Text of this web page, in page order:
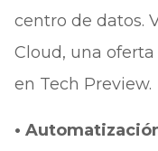
centro de datos.
Cloud, una oferta
en Tech Preview.
•